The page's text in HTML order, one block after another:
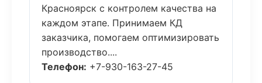
Красноярск с контролем качества на
каждом этапе. Принимаем КД
заказчика, помогаем оптимизировать
производство....
Телефон: +7-930-163-27-45